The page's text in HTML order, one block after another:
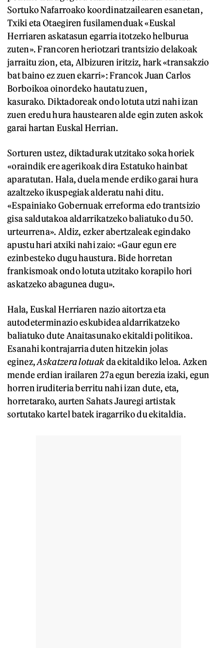
Sortuko Nafarroako koordinatzailearen esanetan,
Txiki eta Otaegiren fusilamenduak «Euskal
Herriaren askatasun egarria itotzeko helburua
zuten». Francoren heriotzari trantsizio delakoak
jarraitu zion, eta, Albizuren iritziz, hark «transakzio
bat baino ez zuen ekarri»: Francok Juan Carlos
Borboikoa oinordeko hautatu zuen,
kasurako. Diktadoreak ondo lotuta utzi nahi izan
zuen eredu hura haustearen alde egin zuten askok
garai hartan Euskal Herrian.
Sorturen ustez, diktadurak utzitako soka horiek
«oraindik ere agerikoak dira Estatuko hainbat
aparatutan. Hala, duela mende erdiko garai hura
azaltzeko ikuspegiak alderatu nahi ditu.
«Espainiako Gobernuak erreforma edo trantsizio
gisa saldutakoa aldarrikatzeko baliatuko du 50.
urteurrena». Aldiz, ezker abertzaleak egindako
apustu hari atxiki nahi zaio: «Gaur egun ere
ezinbesteko dugu haustura. Bide horretan
frankismoak ondo lotuta utzitako korapilo hori
askatzeko abagunea dugu».
Hala, Euskal Herriaren nazio aitortza eta
autodeterminazio eskubidea aldarrikatzeko
baliatuko dute Anaitasunako ekitaldi politikoa.
Esanahi kontrajarria duten hitzekin jolas
eginez,Askatzera lotuakda ekitaldiko leloa. Azken
mende erdian irailaren 27a egun berezia izaki, egun
horren iruditeria berritu nahi izan dute, eta,
horretarako, aurten Sahats Jauregi artistak
sortutako kartel batek iragarriko du ekitaldia.